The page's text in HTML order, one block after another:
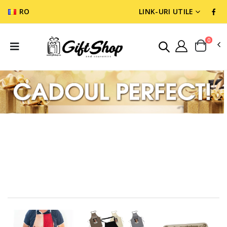
RO LINK-URI UTILE
0